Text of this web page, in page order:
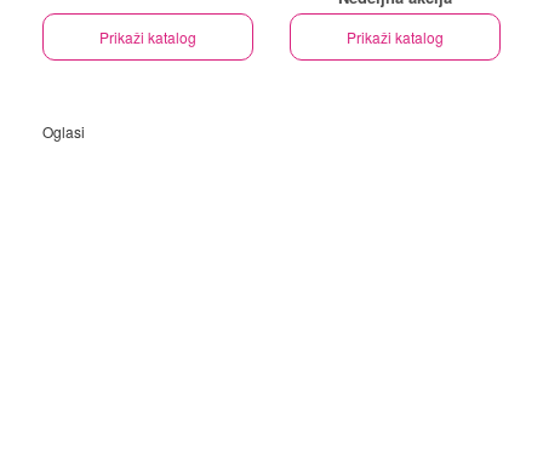
Prikaži katalog Prikaži katalog
Oglasi